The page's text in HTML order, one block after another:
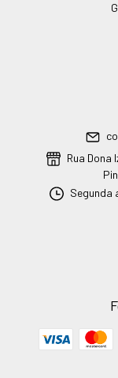
Rua Dona
Segunda